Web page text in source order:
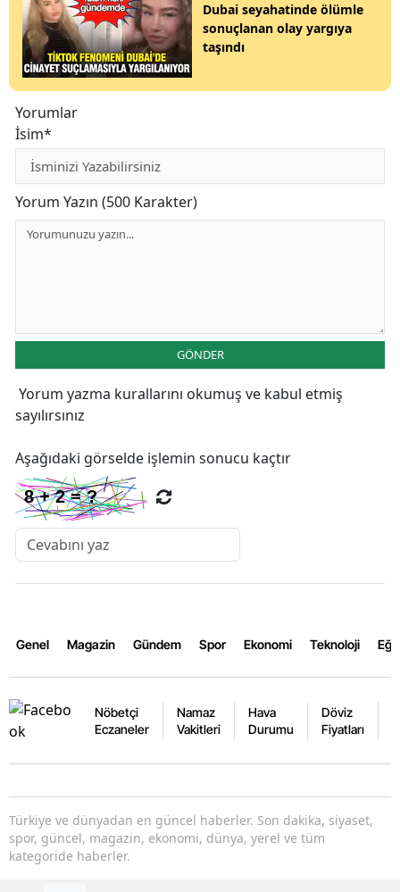
Dubai seyahatinde ölümle
sonuçlanan olay yargıya
taşındı
Yorumlar
İsim*
Yorum Yazın (500 Karakter)
GÖNDER
Yorum yazma kurallarını okumuş ve kabul etmiş
sayılırsınız
Aşağıdaki görselde işlemin sonucu kaçtır
Genel Magazin Gündem Spor Ekonomi Teknoloji
Nöbetçi
Eczaneler
Namaz
Vakitleri
Hava
Durumu
Döviz
Fiyatları
Türkiye ve dünyadan en güncel haberler. Son dakika, siyaset,
spor, güncel, magazin, ekonomi, dünya, yerel ve tüm
kategoride haberler.